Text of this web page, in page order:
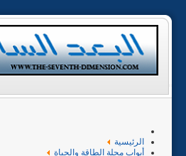
الرئيسية
أبواب مجلة الطاقة والحياة